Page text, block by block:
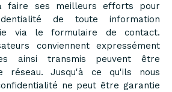
faire ses meilleurs efforts pour
de toute information
via le formulaire de contact.
conviennent expressément
ainsi transmis peuvent être
réseau. Jusqu'à ce qu'ils nous
ne peut être garantie